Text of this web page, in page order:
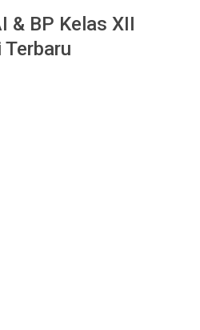
& BP Kelas XII